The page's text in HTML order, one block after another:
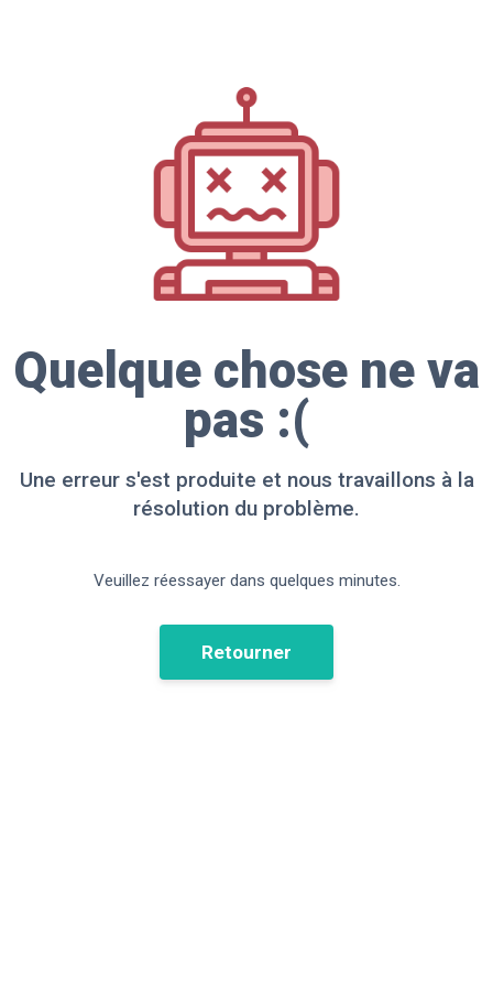
Quelque chose ne va
pas :(
Une erreur s'est produite et nous travaillons à la
résolution du problème.
Veuillez réessayer dans quelques minutes.
Retourner